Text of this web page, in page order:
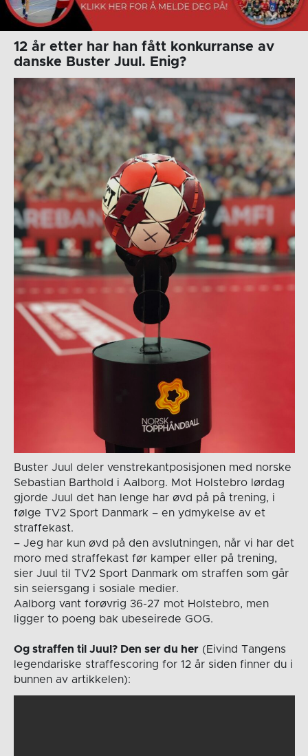
12 år etter har han fått konkurranse av
danske Buster Juul. Enig?
Buster Juul deler venstrekantposisjonen med norske
Sebastian Barthold i Aalborg. Mot Holstebro lørdag
gjorde Juul det han lenge har øvd på på trening, i
følge TV2 Sport Danmark – en ydmykelse av et
straffekast.
– Jeg har kun øvd på den avslutningen, når vi har det
moro med straffekast før kamper eller på trening,
sier Juul til TV2 Sport Danmark om straffen som går
sin seiersgang i sosiale medier.
Aalborg vant forøvrig 36-27 mot Holstebro, men
ligger to poeng bak ubeseirede GOG.
Og straffen til Juul? Den ser du her(Eivind Tangens
legendariske straffescoring for 12 år siden finner du i
bunnen av artikkelen):